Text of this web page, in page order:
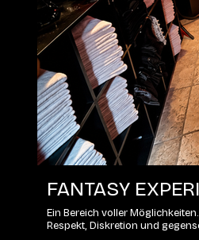
FANTASY
Ein Bereich voller
Respekt, Diskretion und